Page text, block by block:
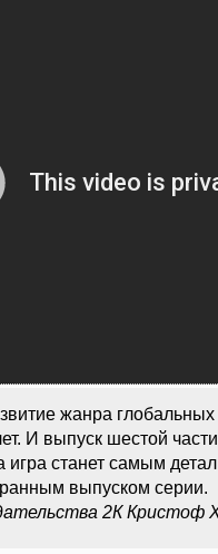
жанра
И выпуск шестой
игра станет самым
выпуском серии.
2К Кристоф